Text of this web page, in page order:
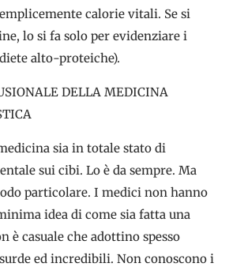
calorie vitali. Se si
lo si fa solo per evidenziare i
alto-proteiche).
DELLA MEDICINA
sia in totale stato di
sui cibi. Lo è da sempre. Ma
particolare. I medici non hanno
idea di come sia fatta una
è casuale che adottino spesso
ed incredibili. Non conoscono i